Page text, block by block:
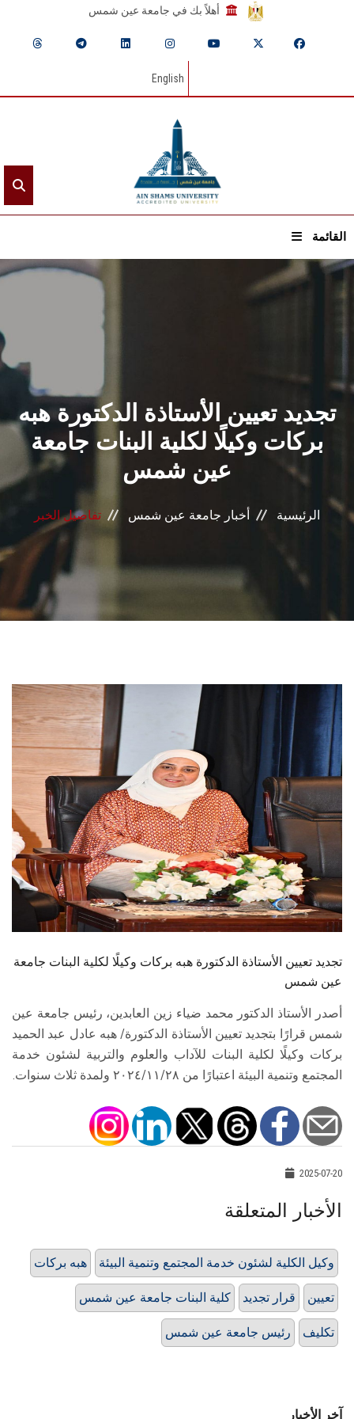
أهلاً بك في جامعة عين شمس
English
القائمة
الرئيسيـة
القطاعـات
الشئون الأكاديمية
البحث العلمي
المراكز والوحدات
الأنظمة الذكية
الطلاب
الدراسات العليا
الخريجين
الموظفون
الزائـرون
تجديد تعيين الأستاذة الدكتورة هبه
بركات وكيلًا لكلية البنات جامعة
عين شمس
الرئيسية أخبار جامعة عين شمس تفاصيل الخبر
تجديد تعيين الأستاذة الدكتورة هبه بركات وكيلًا لكلية البنات جامعة
عين شمس
أصدر الأستاذ الدكتور محمد ضياء زين العابدين، رئيس جامعة عين
شمس قرارًا بتجديد تعيين الأستاذة الدكتورة/ هبه عادل عبد الحميد
بركات وكيلًا لكلية البنات للآداب والعلوم والتربية لشئون خدمة
المجتمع وتنمية البيئة اعتبارًا من ٢٠٢٤/١١/٢٨ ولمدة ثلاث سنوات.
2025-07-20
الأخبار المتعلقة
هبه بركات وكيل الكلية لشئون خدمة المجتمع وتنمية البيئة
كلية البنات جامعة عين شمس قرار تجديد تعيين
رئيس جامعة عين شمس تكليف
آخر الأخبار